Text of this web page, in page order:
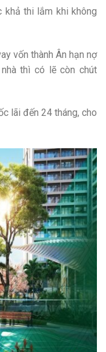
khả thi lắm khi không
vốn thành Ân hạn nợ
thì có lẽ còn chút
lãi đến 24 tháng, cho